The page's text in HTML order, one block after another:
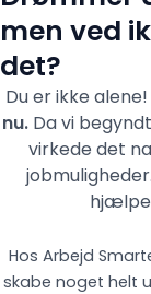
men ved
det?
Du er ikke alene!
nu. Da vi
virkede det
hjælpe
Hos Arbejd
skabe noget helt